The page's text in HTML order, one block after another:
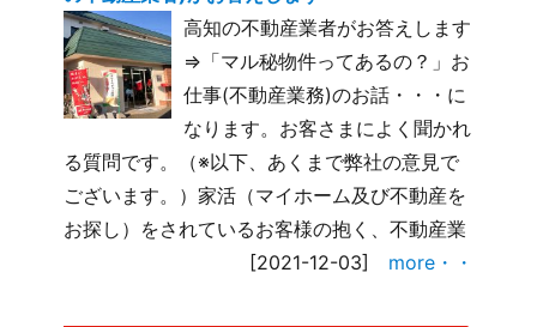
高知の不動産業者がお答えします
⇒「マル秘物件ってあるの？」お
仕事(不動産業務)のお話・・・に
なります。お客さまによく聞かれ
る質問です。（※以下、あくまで弊社の意見で
ございます。）家活（マイホーム及び不動産を
お探し）をされているお客様の抱く、不動産業
[2021-12-03] more・・